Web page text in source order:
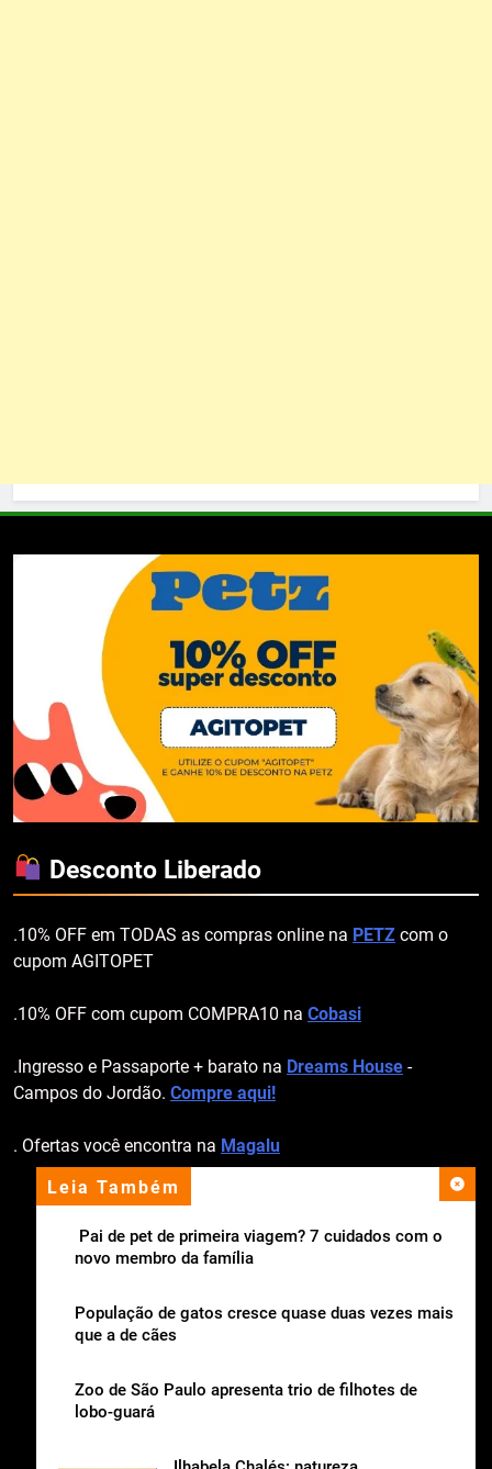
Leia Também
Pai de pet de primeira viagem? 7 cuidados com o
novo membro da família
População de gatos cresce quase duas vezes mais
que a de cães
Zoo de São Paulo apresenta trio de filhotes de
lobo-guará
Desconto Liberado
.10% OFF em TODAS as compras online na PETZ com o
cupom AGITOPET
.10% OFF com cupom COMPRA10 na Cobasi
.Ingresso e Passaporte + barato na Dreams House -
Campos do Jordão. Compre aqui!
. Ofertas você encontra na Magalu
apoio institucional